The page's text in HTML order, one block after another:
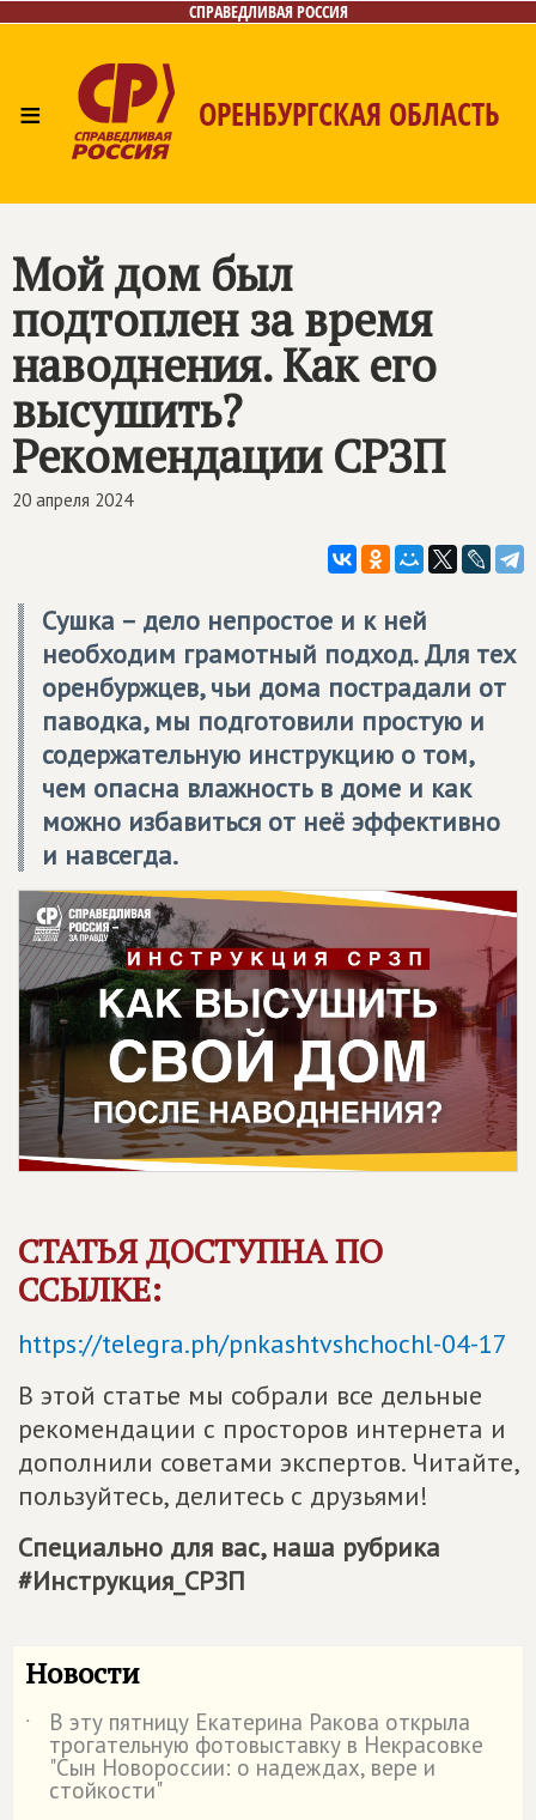
СПРАВЕДЛИВАЯ РОССИЯ
≡ ОРЕНБУРГСКАЯ ОБЛАСТЬ
Контакты
Мой дом был
подтоплен за время
наводнения. Как его
высушить?
Рекомендации СРЗП
20 апреля 2024
Сушка – дело непростое и к ней
необходим грамотный подход. Для тех
оренбуржцев, чьи дома пострадали от
паводка, мы подготовили простую и
содержательную инструкцию о том,
чем опасна влажность в доме и как
можно избавиться от неё эффективно
и навсегда.
СТАТЬЯ ДОСТУПНА ПО
ССЫЛКЕ:
https://telegra.ph/pnkashtvshchochl-04-17
В этой статье мы собрали все дельные
рекомендации с просторов интернета и
дополнили советами экспертов. Читайте,
пользуйтесь, делитесь с друзьями!
Специально для вас, наша рубрика
#Инструкция_СРЗП
Новости
˙ В эту пятницу Екатерина Ракова открыла
трогательную фотовыставку в Некрасовке
"Сын Новороссии: о надеждах, вере и
стойкости"